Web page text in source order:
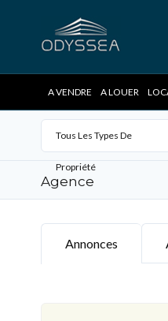
A VENDRE A LOUER
Tous Les Types De
Propriété
Agence
Annonces